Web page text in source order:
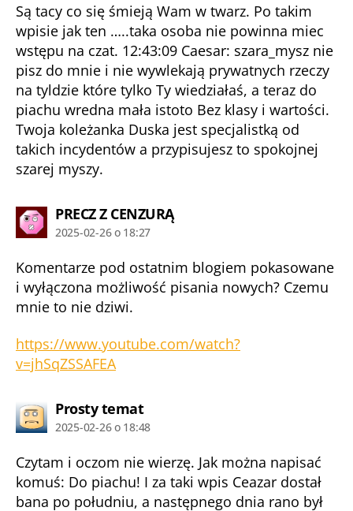
Są tacy co się śmieją Wam w twarz. Po takim
wpisie jak ten …..taka osoba nie powinna miec
wstępu na czat. 12:43:09 Caesar: szara_mysz nie
pisz do mnie i nie wywlekają prywatnych rzeczy
na tyldzie które tylko Ty wiedziałaś, a teraz do
piachu wredna mała istoto Bez klasy i wartości.
Twoja koleżanka Duska jest specjalistką od
takich incydentów a przypisujesz to spokojnej
szarej myszy.
PRECZ Z CENZURĄkomentarz:
2025-02-26 o 18:27
Komentarze pod ostatnim blogiem pokasowane
i wyłączona możliwość pisania nowych? Czemu
mnie to nie dziwi.
https://www.youtube.com/watch?
v=jhSqZSSAFEA
Prosty tematkomentarz:
2025-02-26 o 18:48
Czytam i oczom nie wierzę. Jak można napisać
komuś: Do piachu! I za taki wpis Ceazar dostał
bana po południu, a następnego dnia rano był